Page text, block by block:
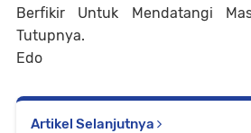
Berfikir Untuk Mendatangi
Tutupnya.
Edo
Artikel Selanjutnya